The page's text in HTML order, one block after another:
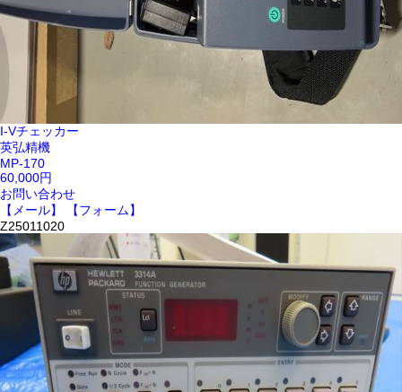
I-Vチェッカー
英弘精機
MP-170
60,000円
お問い合わせ
【メール】
【フォーム】
Z25011020